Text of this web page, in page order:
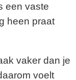
een vaste
heen praat
vaker dan je
voelt